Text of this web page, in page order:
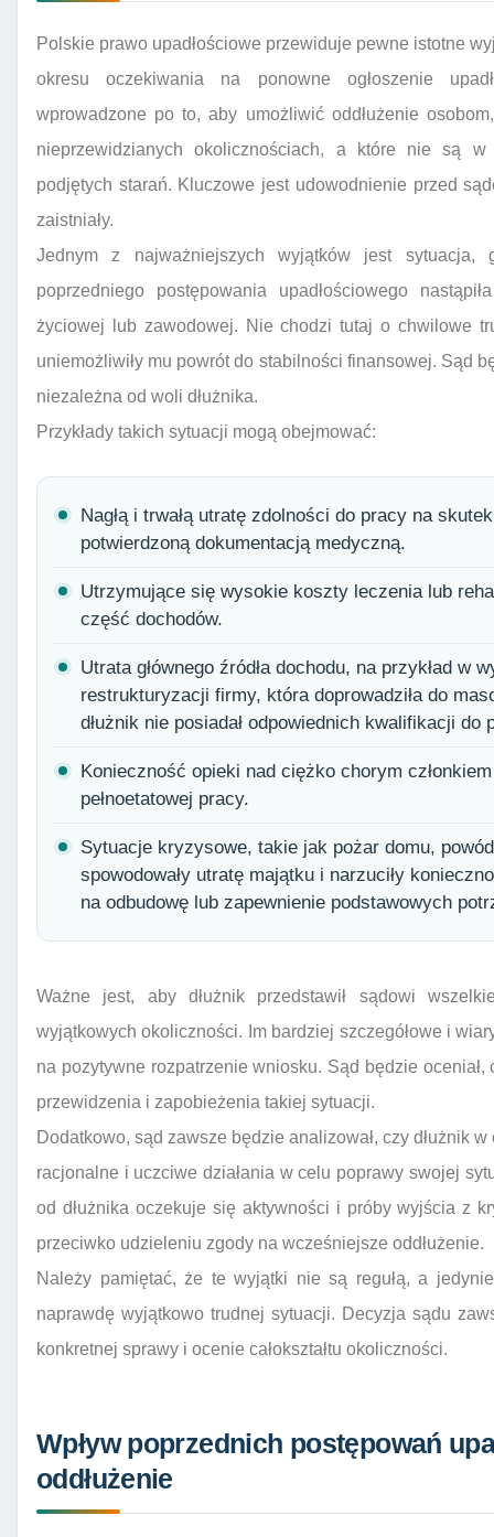
Polskie prawo upadłościowe przewiduje pewne istotne
okresu oczekiwania na ponowne ogłoszenie
wprowadzone po to, aby umożliwić oddłużenie
nieprzewidzianych okolicznościach, a które nie są
podjętych starań. Kluczowe jest udowodnienie przed
zaistniały.
Jednym z najważniejszych wyjątków jest sytuacja,
poprzedniego postępowania upadłościowego
życiowej lub zawodowej. Nie chodzi tutaj o chwilowe
uniemożliwiły mu powrót do stabilności finansowej. Sąd
niezależna od woli dłużnika.
Przykłady takich sytuacji mogą obejmować:
Nagłą i trwałą utratę zdolności do pracy na
potwierdzoną dokumentacją medyczną.
Utrzymujące się wysokie koszty leczenia lub
część dochodów.
Utrata głównego źródła dochodu, na przykład w
restrukturyzacji firmy, która doprowadziła do
dłużnik nie posiadał odpowiednich kwalifikacji
Konieczność opieki nad ciężko chorym
pełnoetatowej pracy.
Sytuacje kryzysowe, takie jak pożar domu,
spowodowały utratę majątku i narzuciły
na odbudowę lub zapewnienie podstawowych
Ważne jest, aby dłużnik przedstawił sądowi
wyjątkowych okoliczności. Im bardziej szczegółowe i
na pozytywne rozpatrzenie wniosku. Sąd będzie
przewidzenia i zapobieżenia takiej sytuacji.
Dodatkowo, sąd zawsze będzie analizował, czy dłużnik
racjonalne i uczciwe działania w celu poprawy swojej
od dłużnika oczekuje się aktywności i próby wyjścia z
przeciwko udzieleniu zgody na wcześniejsze oddłużenie.
Należy pamiętać, że te wyjątki nie są regułą, a
naprawdę wyjątkowo trudnej sytuacji. Decyzja sądu
konkretnej sprawy i ocenie całokształtu okoliczności.
Wpływ poprzednich postępowań
oddłużenie